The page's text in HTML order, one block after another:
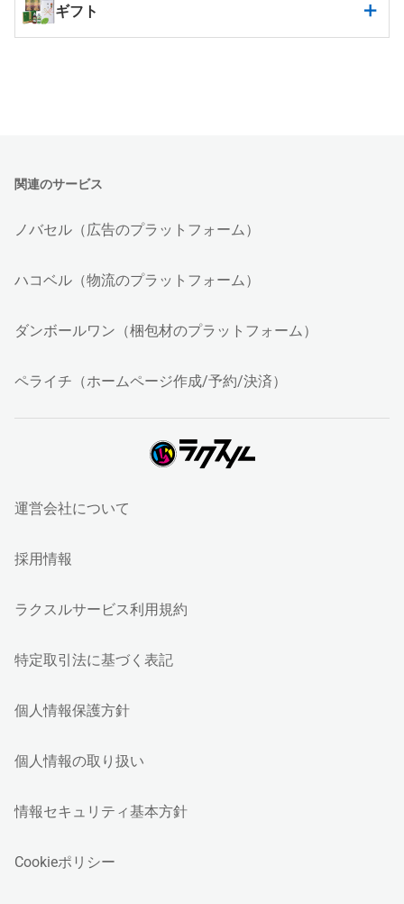
ギフト
関連のサービス
ノバセル（広告のプラットフォーム）
ハコベル（物流のプラットフォーム）
ダンボールワン（梱包材のプラットフォーム）
ペライチ（ホームページ作成/予約/決済）
運営会社について
採用情報
ラクスルサービス利用規約
特定取引法に基づく表記
個人情報保護方針
個人情報の取り扱い
情報セキュリティ基本方針
Cookieポリシー